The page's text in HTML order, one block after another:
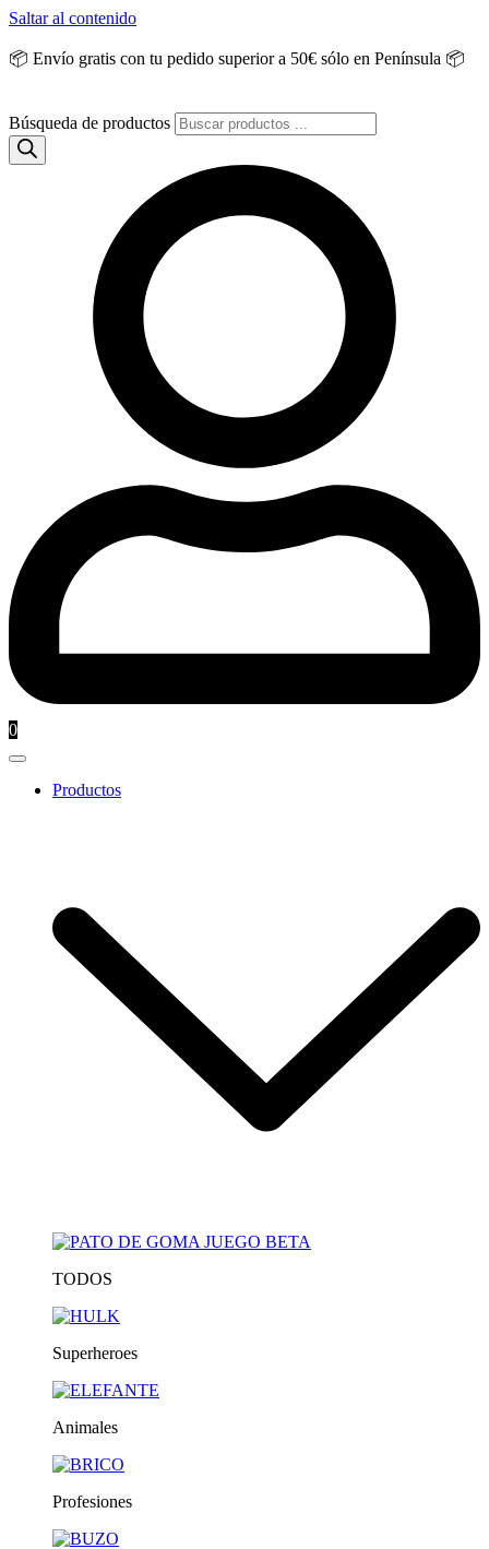
Saltar al contenido
📦 Envío gratis con tu pedido superior a 50€ sólo en Península 📦
Búsqueda de productos
0
Productos
TODOS
Superheroes
Animales
Profesiones